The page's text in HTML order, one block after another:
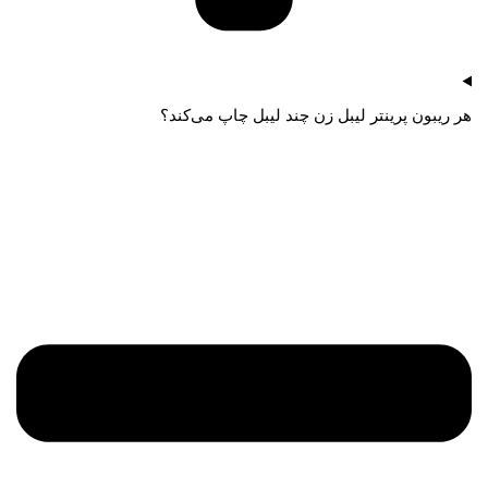
هر ریبون پرینتر لیبل زن چند لیبل چاپ می‌کند؟